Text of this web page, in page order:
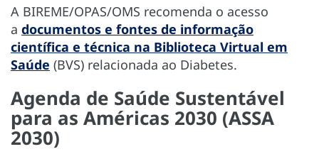
A BIREME/OPAS/OMS recomenda o acesso
a documentos e fontes de informação
científica e técnica na Biblioteca Virtual em
Saúde (BVS) relacionada ao Diabetes.
Agenda de Saúde Sustentável
para as Américas 2030 (ASSA
2030)